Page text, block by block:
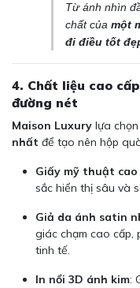
Từ ánh nhìn
chất của một
đi điều tốt
4. Chất liệu cao
đường nét
Maison Luxury lựa
nhất để tạo nên hộp
Giấy mỹ thuật cao
sắc hiển thị sâu và
Giả da ánh satin
giác chạm cao cấp,
tinh tế.
In nổi 3D ánh kim: